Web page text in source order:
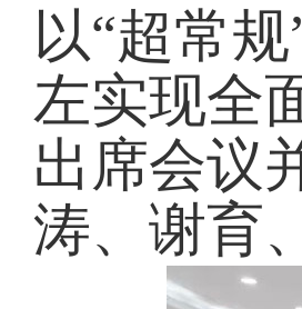
以“超常
左实现全
出席会议
涛、谢育